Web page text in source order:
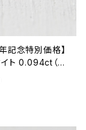
記念特別価格】
イト 0.094ct（ソ
き）SA32976